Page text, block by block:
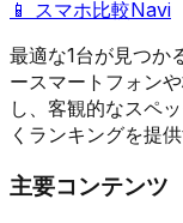
📱 スマホ比較Navi
最適な1台が見つか
ースマートフォン
し、客観的なスペ
くランキングを提
主要コンテンツ